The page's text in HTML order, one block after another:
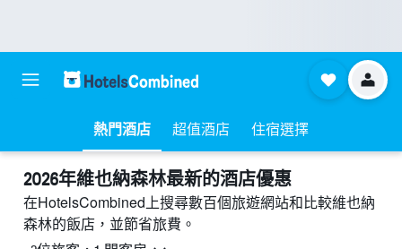
熱門酒店 超值酒店 住宿選擇
2026年維也納森林最新的酒店優惠
在HotelsCombined上搜尋數百個旅遊網站和比較維也納
森林的飯店，並節省旅費。